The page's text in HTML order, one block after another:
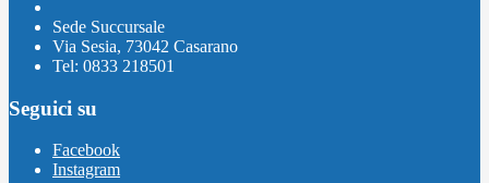
Sede Succursale
Via Sesia, 73042 Casarano
Tel: 0833 218501
Seguici su
Facebook
Instagram